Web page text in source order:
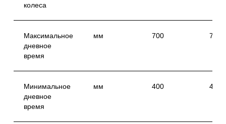
колеса
Максимальное
дневное
время
мм 700 700
Минимальное
дневное
время
мм 400 400
Заказать консультацию